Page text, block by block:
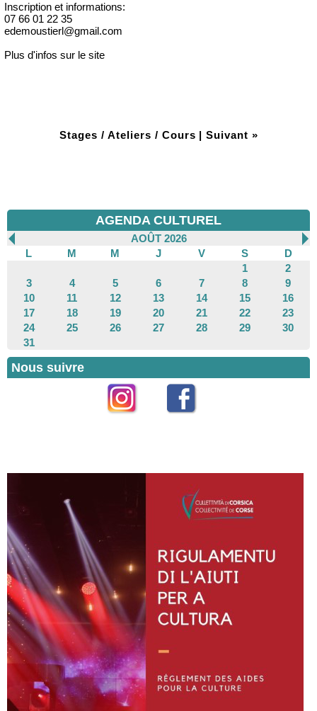
Inscription et informations:
07 66 01 22 35
edemoustierl@gmail.com
Plus d'infos sur le site
Stages / Ateliers / Cours | Suivant »
AGENDA CULTUREL
AOÛT 2026
L
M M J V S
D
1
2
3
4 5 6 7 8
9
10
11 12 13 14 15
16
17
18 19 20 21 22
23
24
25 26 27 28 29
30
31
Nous suivre